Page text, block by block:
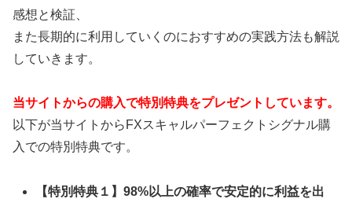
感想と検証、
また長期的に利用していくのにおすすめの実践方法も解説
していきます。
当サイトからの購入で特別特典をプレゼントしています。
以下が当サイトからFXスキャルパーフェクトシグナル購
入での特別特典です。
【特別特典１】98%以上の確率で安定的に利益を出